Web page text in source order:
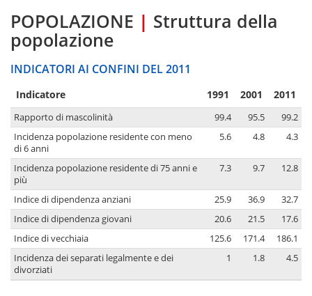
POPOLAZIONE | Struttura della
popolazione
INDICATORI AI CONFINI DEL 2011
Indicatore 1991 2001 2011
Rapporto di mascolinità 99.4 95.5
99.2
Incidenza popolazione residente con meno
di 6 anni
5.6 4.8 4.3
Incidenza popolazione residente di 75 anni e
più
7.3 9.7 12.8
Indice di dipendenza anziani 25.9 36.9
32.7
Indice di dipendenza giovani
20.6 21.5
17.6
Indice di vecchiaia
125.6 171.4
186.1
Incidenza dei separati legalmente e dei
divorziati
1 1.8 4.5